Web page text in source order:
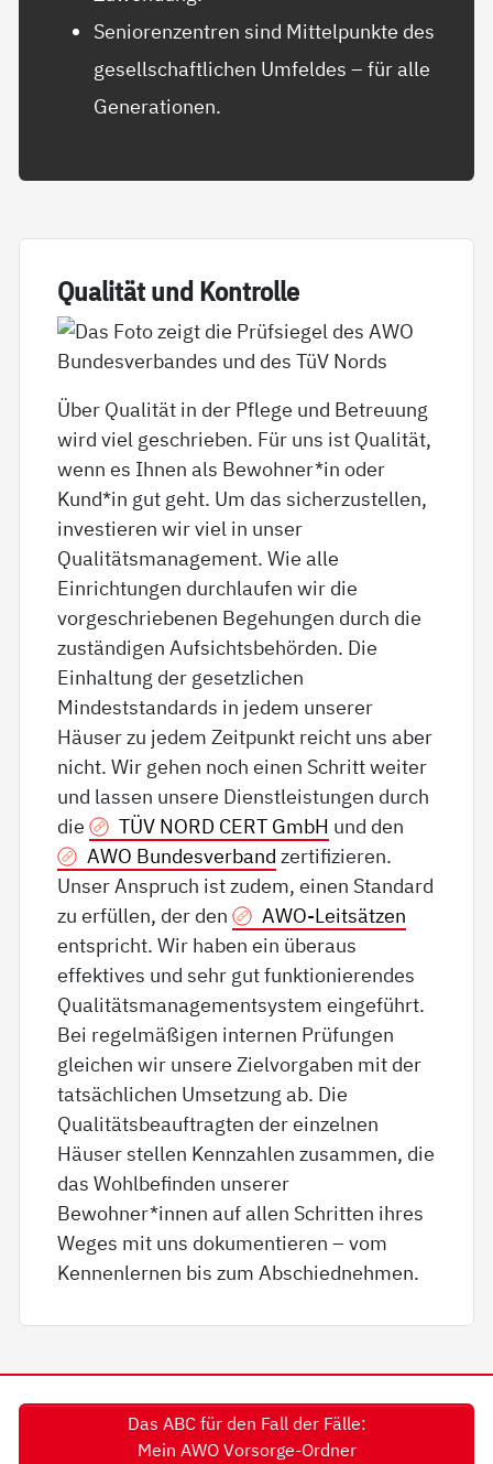
Seniorenzentren sind Mittelpunkte des
gesellschaftlichen Umfeldes – für alle
Generationen.
Qua­li­tät und Kon­trol­le
Über Qualität in der Pflege und Betreuung
wird viel geschrieben. Für uns ist Qualität,
wenn es Ihnen als Bewohner*in oder
Kund*in gut geht. Um das sicherzustellen,
investieren wir viel in unser
Qualitätsmanagement. Wie alle
Einrichtungen durchlaufen wir die
vorgeschriebenen Begehungen durch die
zuständigen Aufsichtsbehörden. Die
Einhaltung der gesetzlichen
Mindeststandards in jedem unserer
Häuser zu jedem Zeitpunkt reicht uns aber
nicht. Wir gehen noch einen Schritt weiter
und lassen unsere Dienstleistungen durch
die
TÜV NORD CERT GmbH und den
AWO Bundesverband zertifizieren.
Unser Anspruch ist zudem, einen Standard
zu erfüllen, der den
AWO-Leitsätzen
entspricht. Wir haben ein überaus
effektives und sehr gut funktionierendes
Qualitätsmanagementsystem eingeführt.
Bei regelmäßigen internen Prüfungen
gleichen wir unsere Zielvorgaben mit der
tatsächlichen Umsetzung ab. Die
Qualitätsbeauftragten der einzelnen
Häuser stellen Kennzahlen zusammen, die
das Wohlbefinden unserer
Bewohner*innen auf allen Schritten ihres
Weges mit uns dokumentieren – vom
Kennenlernen bis zum Abschiednehmen.
Das ABC für den Fall der Fälle:
Mein AWO Vorsorge-Ordner